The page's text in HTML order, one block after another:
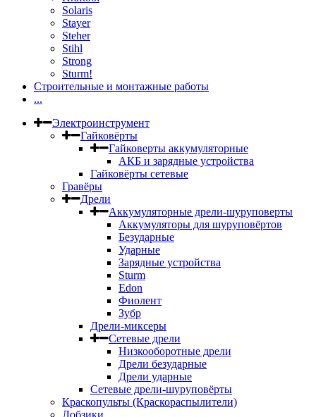
Solaris
Stayer
Steher
Stihl
Strong
Sturm!
Строительные и монтажные работы
...
Электроинструмент
Гайковёрты
Гайковерты аккумуляторные
АКБ и зарядные устройства
Гайковёрты сетевые
Гравёры
Дрели
Аккумуляторные дрели-шуруповерты
Аккумуляторы для шуруповёртов
Безударные
Ударные
Зарядные устройства
Sturm
Edon
Фиолент
Зубр
Дрели-миксеры
Сетевые дрели
Низкооборотные дрели
Дрели безударные
Дрели ударные
Сетевые дрели-шуруповёрты
Краскопульты (Краскораспылители)
Лобзики